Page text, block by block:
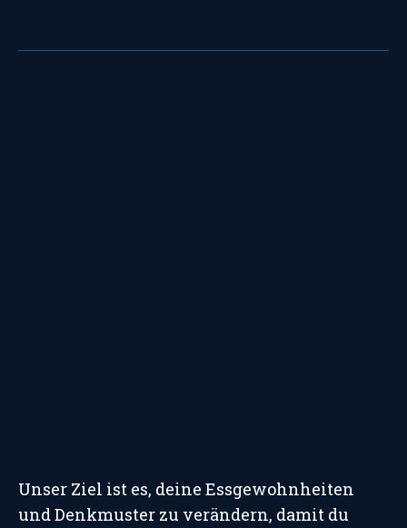
Unser Ziel ist es, deine Essgewohnheiten
und Denkmuster zu verändern, damit du